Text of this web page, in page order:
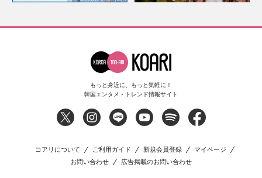
もっと身近に、もっと気軽に！
韓国エンタメ・トレンド情報サイト
コアリについて ご利用ガイド 新規会員登録
マイページ
お問い合わせ
広告掲載のお問い合わせ